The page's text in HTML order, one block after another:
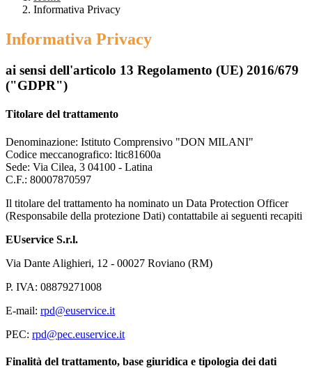
Informativa Privacy
Informativa Privacy
ai sensi dell'articolo 13 Regolamento (UE) 2016/679
("GDPR")
Titolare del trattamento
Denominazione: Istituto Comprensivo "DON MILANI"
Codice meccanografico: ltic81600a
Sede: Via Cilea, 3 04100 - Latina
C.F.: 80007870597
Il titolare del trattamento ha nominato un Data Protection Officer
(Responsabile della protezione Dati) contattabile ai seguenti recapiti
EUservice S.r.l.
Via Dante Alighieri, 12 - 00027 Roviano (RM)
P. IVA: 08879271008
E-mail: rpd@euservice.it
PEC: rpd@pec.euservice.it
Finalità del trattamento, base giuridica e tipologia dei dati